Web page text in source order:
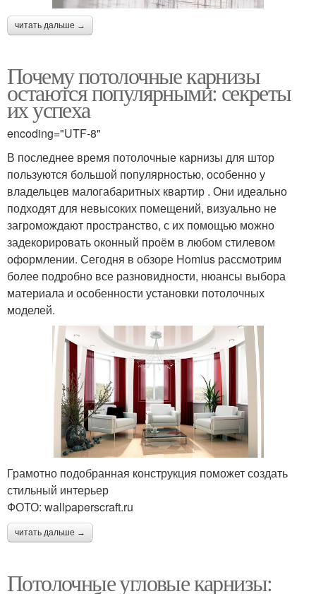
читать дальше →
Почему потолочные карнизы
остаются популярными: секреты
их успеха
encoding="UTF-8"
В последнее время потолочные карнизы для штор
пользуются большой популярностью, особенно у
владельцев малогабаритных квартир . Они идеально
подходят для невысоких помещений, визуально не
загромождают пространство, с их помощью можно
задекорировать оконный проём в любом стилевом
оформлении. Сегодня в обзоре Homius рассмотрим
более подробно все разновидности, нюансы выбора
материала и особенности установки потолочных
моделей.
Грамотно подобранная конструкция поможет создать
стильный интерьер
ФОТО: wallpaperscraft.ru
читать дальше →
Потолочные угловые карнизы: